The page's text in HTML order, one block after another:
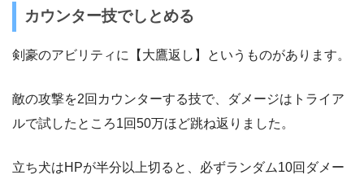
カウンター技でしとめる
剣豪のアビリティに【大鷹返し】というものがあります。
敵の攻撃を2回カウンターする技で、ダメージはトライア
ルで試したところ1回50万ほど跳ね返りました。
立ち犬はHPが半分以上切ると、必ずランダム10回ダメー